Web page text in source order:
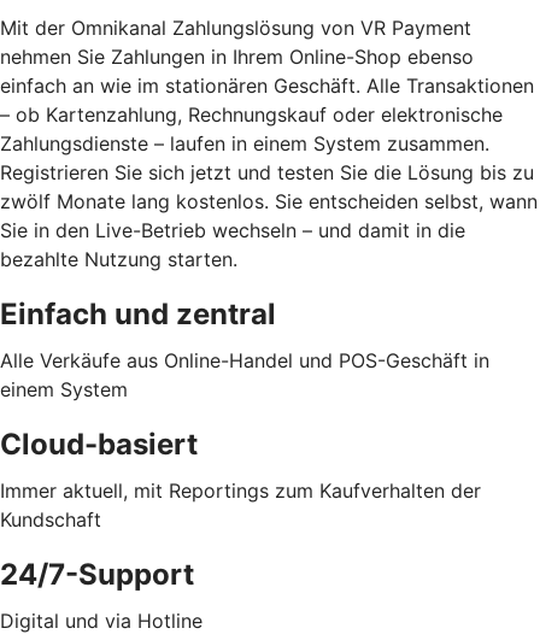
Mit der Omnikanal Zahlungslösung von VR Payment
nehmen Sie Zahlungen in Ihrem Online-Shop ebenso
einfach an wie im stationären Geschäft. Alle Transaktionen
– ob Kartenzahlung, Rechnungskauf oder elektronische
Zahlungsdienste – laufen in einem System zusammen.
Registrieren Sie sich jetzt und testen Sie die Lösung bis zu
zwölf Monate lang kostenlos. Sie entscheiden selbst, wann
Sie in den Live-Betrieb wechseln – und damit in die
bezahlte Nutzung starten.
Einfach und zentral
Alle Verkäufe aus Online-Handel und POS-Geschäft in
einem System
Cloud-basiert
Immer aktuell, mit Reportings zum Kaufverhalten der
Kundschaft
24/7-Support
Digital und via Hotline